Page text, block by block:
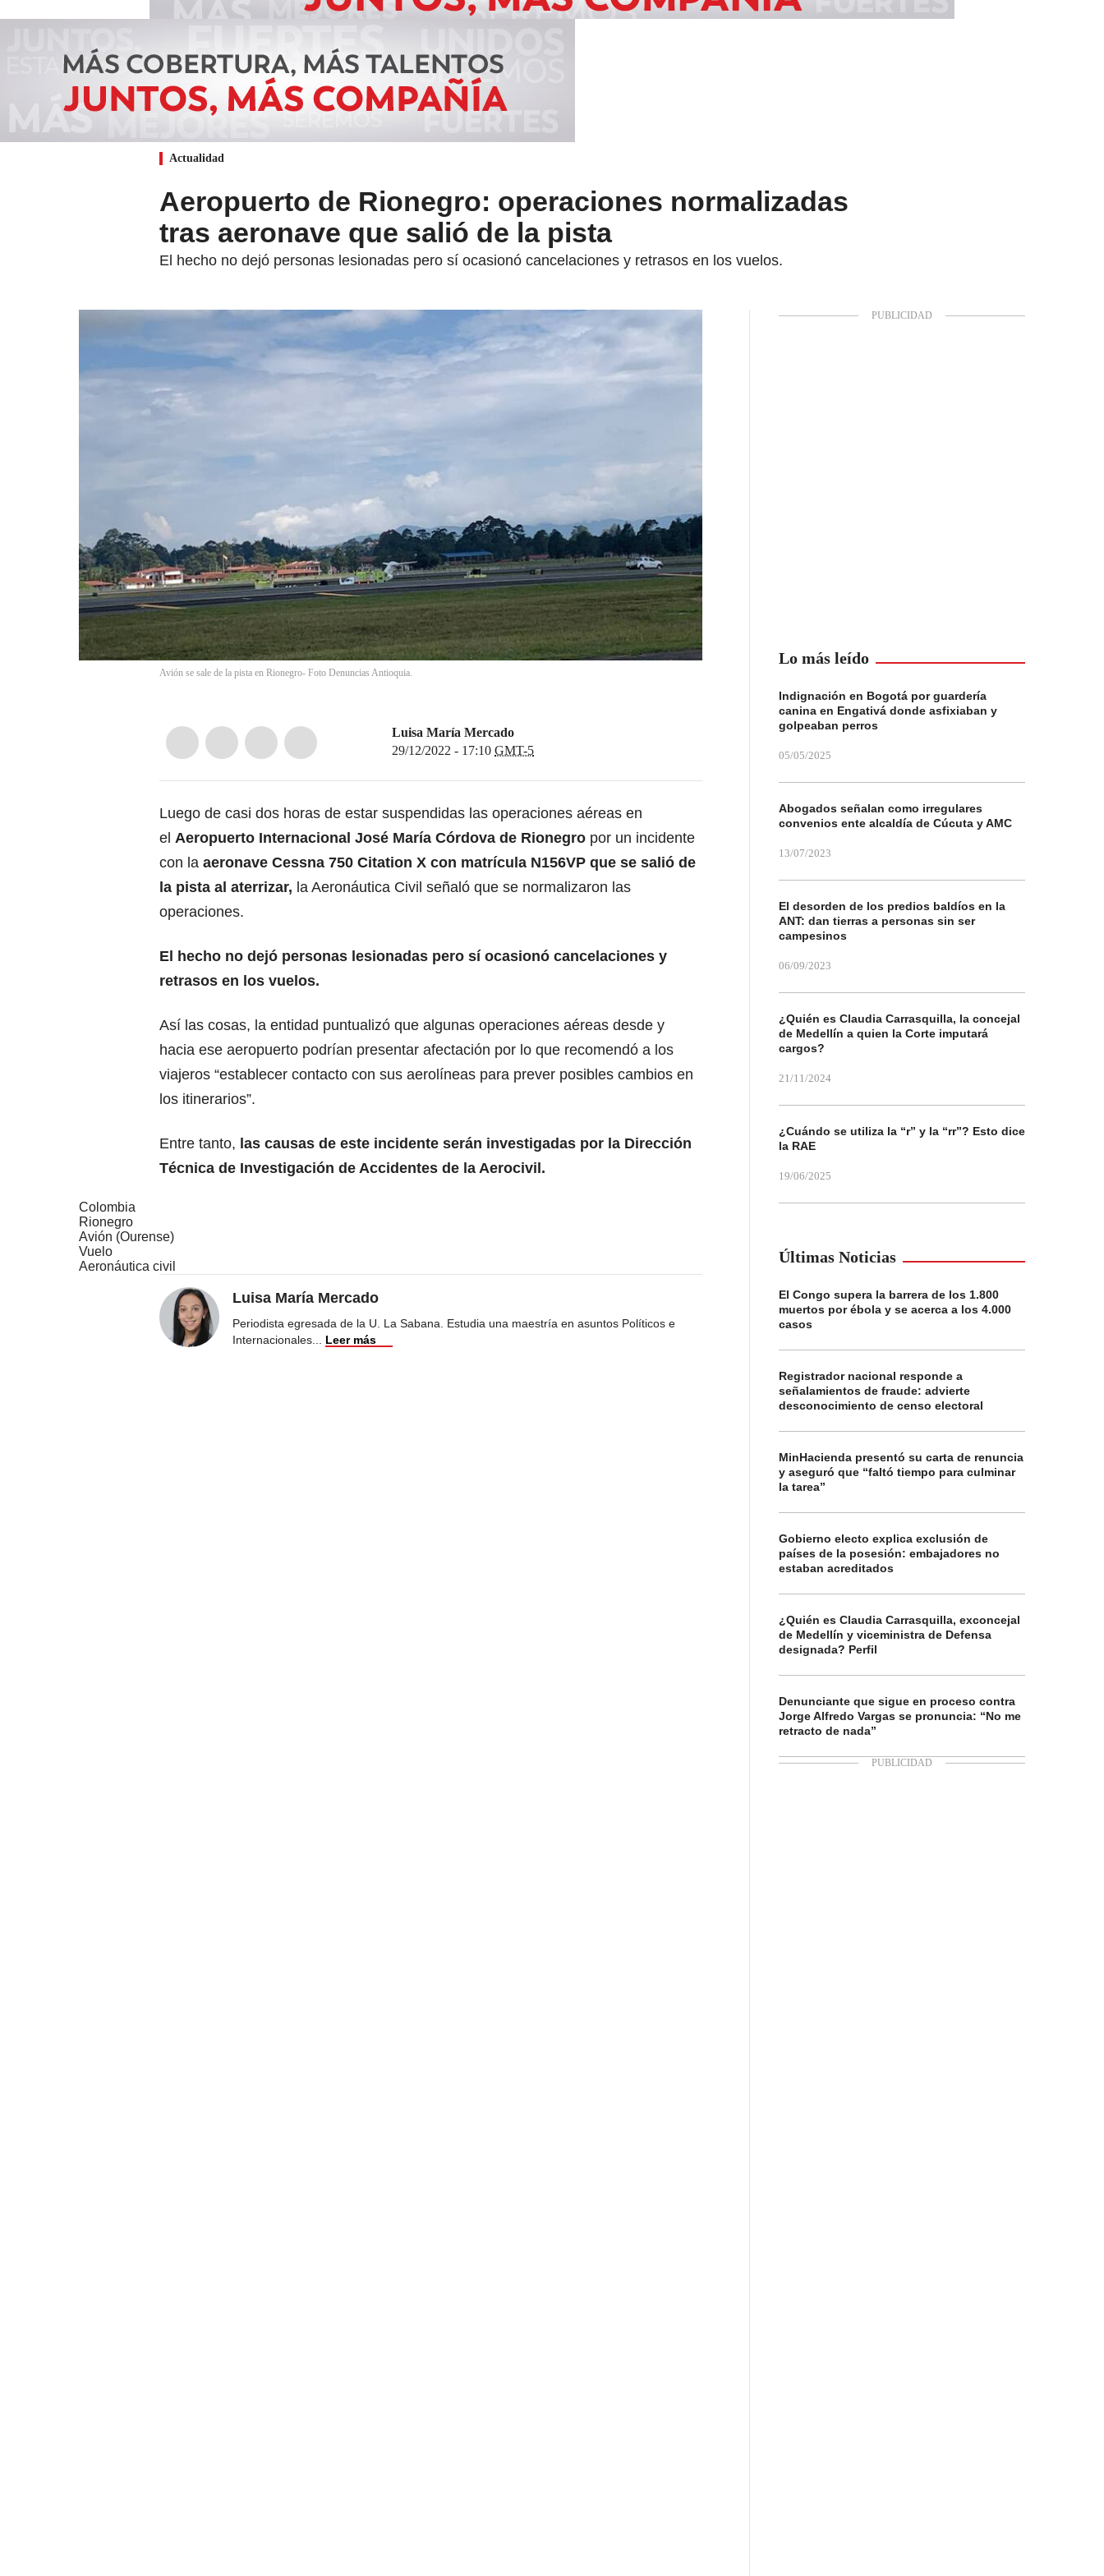
Actualidad
Aeropuerto de Rionegro: operaciones normalizadas
tras aeronave que salió de la pista
El hecho no dejó personas lesionadas pero sí ocasionó cancelaciones y retrasos en los vuelos.
Avión se sale de la pista en Rionegro- Foto Denuncias Antioquia.
Luisa María Mercado
29/12/2022 - 17:10 GMT-5
Luego de casi dos horas de estar suspendidas las operaciones aéreas en
el Aeropuerto Internacional José María Córdova de Rionegro por un incidente
con la aeronave Cessna 750 Citation X con matrícula N156VP que se salió de
la pista al aterrizar, la Aeronáutica Civil señaló que se normalizaron las
operaciones.
El hecho no dejó personas lesionadas pero sí ocasionó cancelaciones y
retrasos en los vuelos.
Así las cosas, la entidad puntualizó que algunas operaciones aéreas desde y
hacia ese aeropuerto podrían presentar afectación por lo que recomendó a los
viajeros “establecer contacto con sus aerolíneas para prever posibles cambios en
los itinerarios”.
Entre tanto, las causas de este incidente serán investigadas por la Dirección
Técnica de Investigación de Accidentes de la Aerocivil.
Colombia
Rionegro
Avión (Ourense)
Vuelo
Aeronáutica civil
Luisa María Mercado
Periodista egresada de la U. La Sabana. Estudia una maestría en asuntos Políticos e
Internacionales
Leer más
Lo más leído
Indignación en Bogotá por guardería
canina en Engativá donde asfixiaban y
golpeaban perros
05/05/2025
Abogados señalan como irregulares
convenios ente alcaldía de Cúcuta y AMC
13/07/2023
El desorden de los predios baldíos en la
ANT: dan tierras a personas sin ser
campesinos
06/09/2023
¿Quién es Claudia Carrasquilla, la concejal
de Medellín a quien la Corte imputará
cargos?
21/11/2024
¿Cuándo se utiliza la “r” y la “rr”? Esto dice
la RAE
19/06/2025
Últimas Noticias
El Congo supera la barrera de los 1.800
muertos por ébola y se acerca a los 4.000
casos
Registrador nacional responde a
señalamientos de fraude: advierte
desconocimiento de censo electoral
MinHacienda presentó su carta de renuncia
y aseguró que “faltó tiempo para culminar
la tarea”
Gobierno electo explica exclusión de
países de la posesión: embajadores no
estaban acreditados
¿Quién es Claudia Carrasquilla, exconcejal
de Medellín y viceministra de Defensa
designada? Perfil
Denunciante que sigue en proceso contra
Jorge Alfredo Vargas se pronuncia: “No me
retracto de nada”